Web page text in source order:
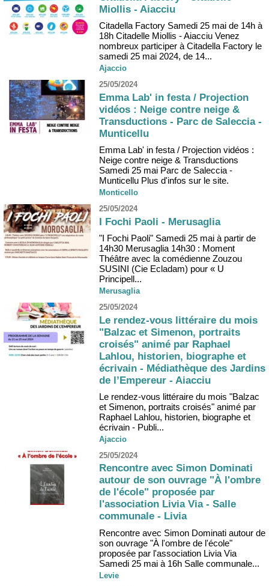
Miollis - Aiacciu
Citadella Factory Samedi 25 mai de 14h à
18h Citadelle Miollis - Aiacciu Venez
nombreux participer à Citadella Factory le
samedi 25 mai 2024, de 14...
Ajaccio
25/05/2024
Emma Lab' in festa / Projection
vidéos : Neige contre neige &
Transductions - Parc de Saleccia -
Munticellu
Emma Lab' in festa / Projection vidéos :
Neige contre neige & Transductions
Samedi 25 mai Parc de Saleccia -
Munticellu Plus d'infos sur le site.
Monticello
25/05/2024
I Fochi Paoli - Merusaglia
"I Fochi Paoli" Samedi 25 mai à partir de
14h30 Merusaglia 14h30 : Moment
Théâtre avec la comédienne Zouzou
SUSINI (Cie Ecladam) pour « U
Principell...
Merusaglia
25/05/2024
Le rendez-vous littéraire du mois
"Balzac et Simenon, portraits
croisés" animé par Raphael
Lahlou, historien, biographe et
écrivain - Médiathèque des Jardins
de l’Empereur - Aiacciu
Le rendez-vous littéraire du mois "Balzac
et Simenon, portraits croisés" animé par
Raphael Lahlou, historien, biographe et
écrivain - Publi...
Ajaccio
25/05/2024
Rencontre avec Simon Dominati
autour de son ouvrage "À l'ombre
de l'école" proposée par
l'association Livia Via - Salle
communale - Livia
Rencontre avec Simon Dominati autour de
son ouvrage "À l'ombre de l'école"
proposée par l'association Livia Via
Samedi 25 mai à 16h Salle communale...
Levie